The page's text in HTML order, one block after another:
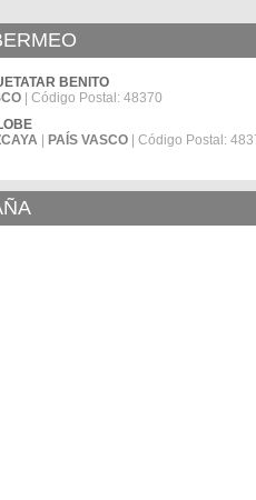
BENITO
| Código Postal: 48370
PAÍS VASCO | Código Postal: